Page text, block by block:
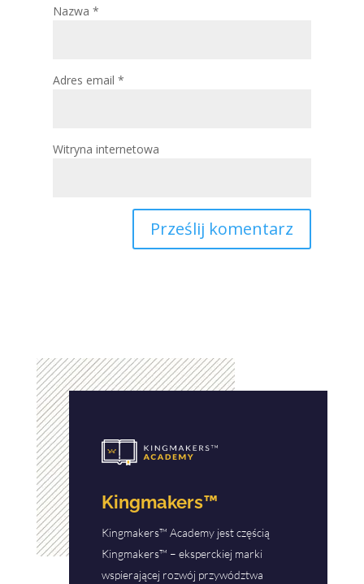
Nazwa *
Adres email *
Witryna internetowa
Kingmakers™
Kingmakers™ Academy jest częścią
Kingmakers™ – eksperckiej marki
wspierającej rozwój przywództwa